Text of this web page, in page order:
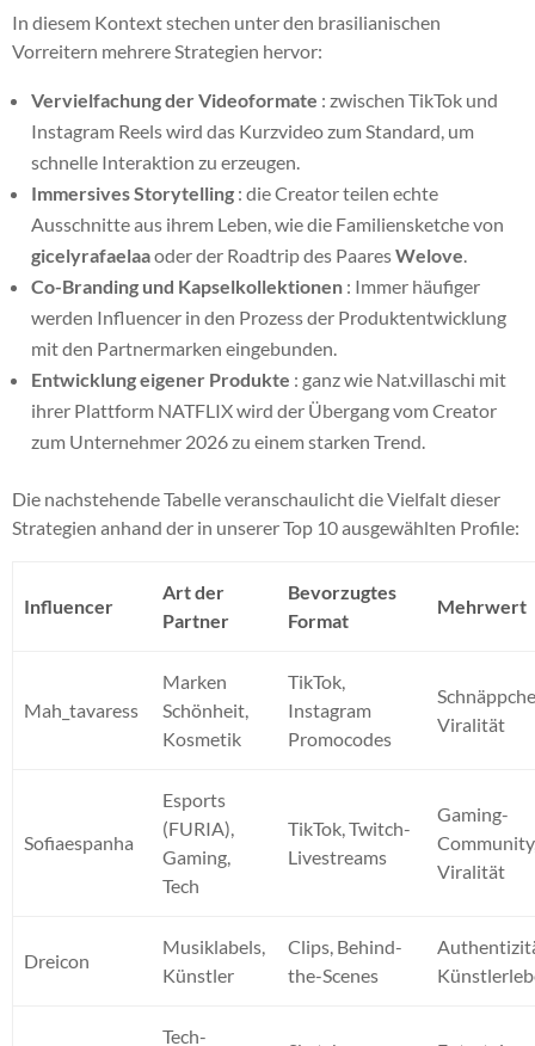
In diesem Kontext stechen unter den brasilianischen
Vorreitern mehrere Strategien hervor:
Vervielfachung der Videoformate : zwischen TikTok und
Instagram Reels wird das Kurzvideo zum Standard, um
schnelle Interaktion zu erzeugen.
Immersives Storytelling : die Creator teilen echte
Ausschnitte aus ihrem Leben, wie die Familiensketche von
gicelyrafaelaaoder der Roadtrip des PaaresWelove
Co-Branding und Kapselkollektionen : Immer häufiger
werden Influencer in den Prozess der Produktentwicklung
mit den Partnermarken eingebunden.
Entwicklung eigener Produkte : ganz wie Nat.villaschi mit
ihrer Plattform NATFLIX wird der Übergang vom Creator
zum Unternehmer 2026 zu einem starken Trend.
Die nachstehende Tabelle veranschaulicht die Vielfalt dieser
Strategien anhand der in unserer Top 10 ausgewählten Profile:
Influencer
Art der
Partner
Bevorzugtes
Format
Mehrwert
Mah_tavaress
Marken
Schönheit,
Kosmetik
TikTok,
Instagram
Promocodes
Viralität
Sofiaespanha
Esports
(FURIA),
Gaming,
Tech
TikTok, Twitch-
Livestreams
Gaming-
Viralität
Dreicon
Musiklabels,
Künstler
Clips, Behind-
the-Scenes
Tech-